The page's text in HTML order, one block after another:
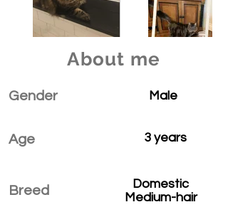
About me
Gender
Age
Breed
Male
3 years
Domestic
Medium-hair